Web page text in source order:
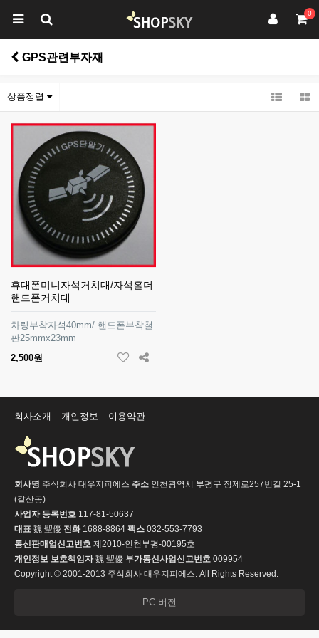
0
GPS관련부자재
상품정렬
휴대폰미니자석거치대/자석홀더
핸드폰거치대
차량부착자석40mm/ 핸드폰부착철
판25mmx23mm
2,500원
회사소개 개인정보 이용약관
회사명 주식회사 대우지피에스 주소 인천광역시 부평구 장제로257번길 25-1
(갈산동)
사업자 등록번호 117-81-50637
대표 魏 聖優 전화1688-8864 팩스 032-553-7793
통신판매업신고번호 제2010-인천부평-00195호
개인정보 보호책임자魏 聖優 부가통신사업신고번호 009954
Copyright © 2001-2013 주식회사 대우지피에스. All Rights Reserved.
PC 버전